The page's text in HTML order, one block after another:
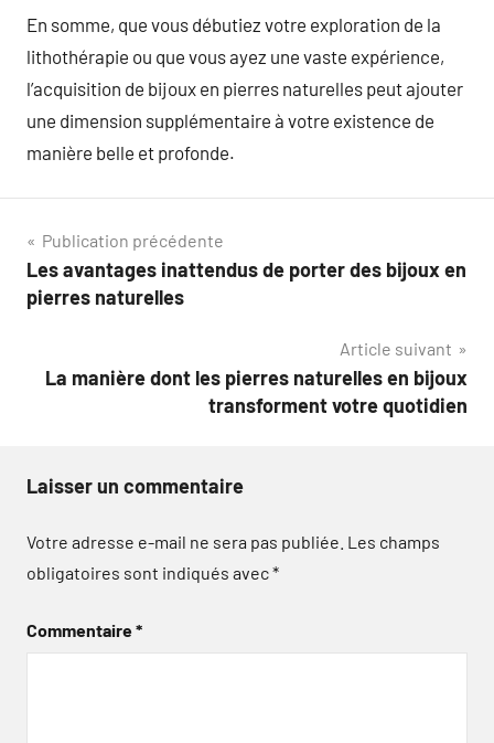
En somme, que vous débutiez votre exploration de la
lithothérapie ou que vous ayez une vaste expérience,
l’acquisition de bijoux en pierres naturelles peut ajouter
une dimension supplémentaire à votre existence de
manière belle et profonde.
Navigation
de
Publication précédente
Les avantages inattendus de porter des bijoux en
pierres naturelles
Article suivant
La manière dont les pierres naturelles en bijoux
transforment votre quotidien
Laisser un commentaire
Votre adresse e-mail ne sera pas publiée. Les champs
obligatoires sont indiqués avec*
Commentaire*